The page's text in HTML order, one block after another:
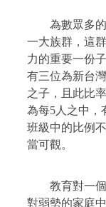
為數眾多的
一大族群，這
力的重要一份
有三位為新台
之子，且此比
為每5 人之中
班級中的比例
當可觀。
教育對一個
對弱勢的家庭